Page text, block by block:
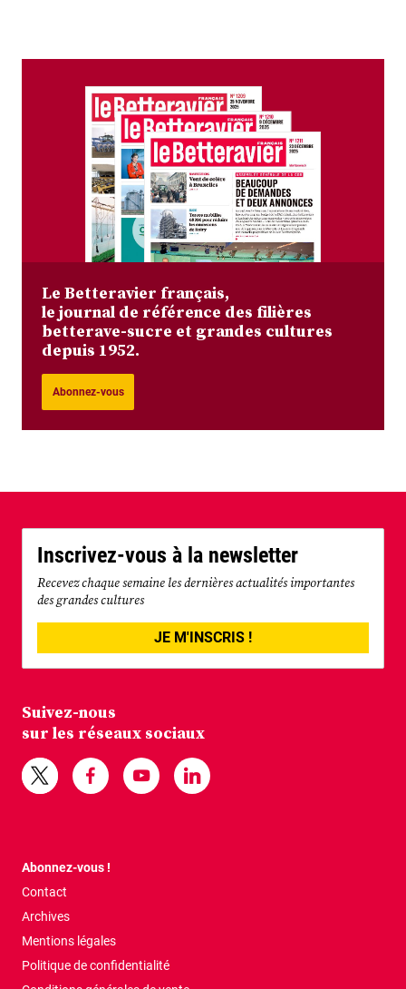
Le Betteravier français,
le journal de référence des filières
betterave-sucre et grandes cultures
depuis 1952.
Abonnez-vous
Inscrivez-vous à la newsletter
Recevez chaque semaine les dernières actualités importantes
des grandes cultures
JE M'INSCRIS !
Suivez-nous
sur les réseaux sociaux
Abonnez-vous !
Contact
Archives
Mentions légales
Politique de confidentialité